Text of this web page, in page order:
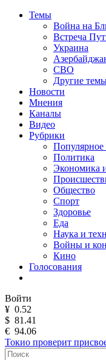
Темы
Война на
Встреча
Украина
СВО
Другие
Новости
Мнения
Каналы
Видео
Рубрики
Популярное
Политика
Экономика
Общество
Спорт
Здоровье
Еда
Наука и
Войны и
Кино
Голосования
Войти
¥ 0.52
$ 81.41
€ 94.06
Токио проверит